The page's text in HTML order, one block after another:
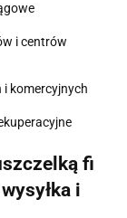
i centrów
i komercyjnych
fi
i